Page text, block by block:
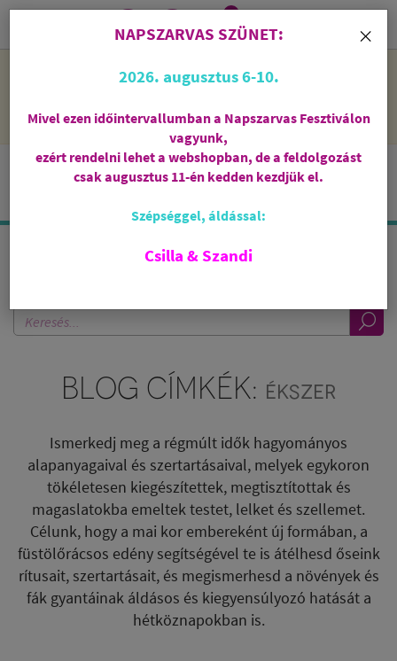
NAPSZARVAS SZÜNET: 2026. augusztus 6-10 - rendelni lehet
feldolgozni őket.
i
0
KERESÉS A BLOGBAN
BLOG CÍMKÉK: ÉKSZER
Ismerkedj meg a régmúlt idők hagyományos
alapanyagaival és szertartásaival, melyek egykoron
tökéletesen kiegészítettek, megtisztítottak és
magaslatokba emeltek testet, lelket és szellemet.
Célunk, hogy a mai kor embereként új formában, a
füstölőrácsos edény segítségével te is átélhesd őseink
rítusait, szertartásait, és megismerhesd a növények és
fák gyantáinak áldásos és kiegyensúlyozó hatását a
hétköznapokban is.
×
NAPSZARVAS SZÜNET:
2026. augusztus 6-10.
Mivel ezen időintervallumban a Napszarvas Fesztiválon
vagyunk,
ezért rendelni lehet a webshopban, de a feldolgozást
csak augusztus 11-én kedden kezdjük el.
Szépséggel, áldással:
Csilla & Szandi